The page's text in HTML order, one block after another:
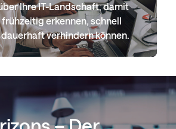
Ihre IT-Landschaft, damit
erkennen, schnell
verhindern können.